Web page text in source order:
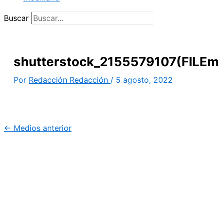
Buscar
Por Redacción Redacción / 5 agosto, 2022
← Medios anterior